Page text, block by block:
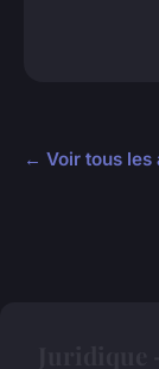
← Voir tous les